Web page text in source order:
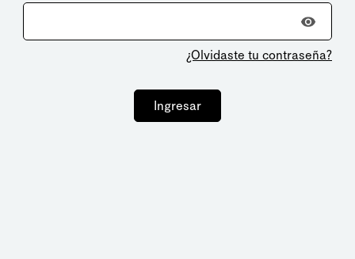
¿Olvidaste tu contraseña?
Ingresar